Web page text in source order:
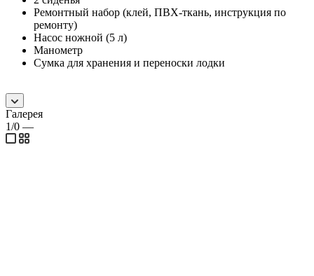
Ремонтный набор (клей, ПВХ-ткань, инструкция по
ремонту)
Насос ножной (5 л)
Манометр
Сумка для хранения и переноски лодки
Галерея
1/0 —